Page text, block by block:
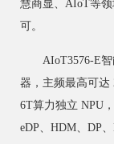
慧商显、AIoT等
可。
AIoT3576-E
器，主频最高可达
6T算力独立 NPU
eDP、HDM、DP